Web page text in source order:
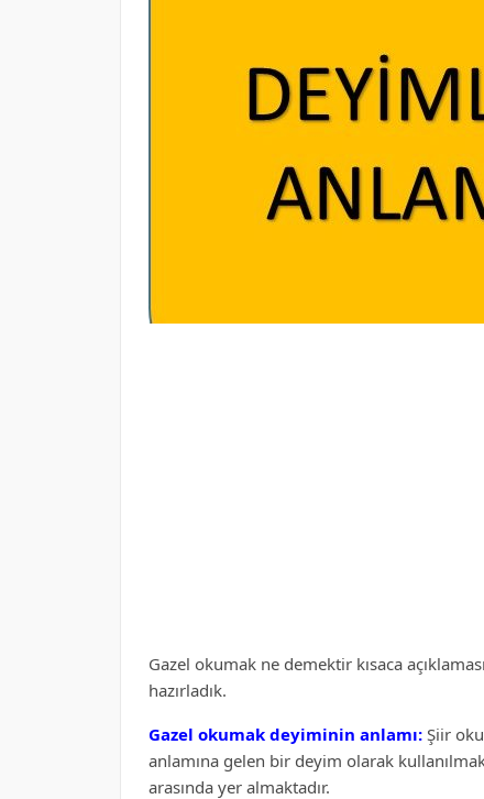
Gazel okumak ne demektir kısaca
hazırladık.
Gazel okumak deyiminin anlamı: Şiir
anlamına gelen bir deyim olarak
arasında yer almaktadır.